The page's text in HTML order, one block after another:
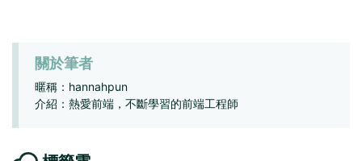
關於筆者
暱稱：hannahpun
介紹：熱愛前端，不斷學習的前端工程師